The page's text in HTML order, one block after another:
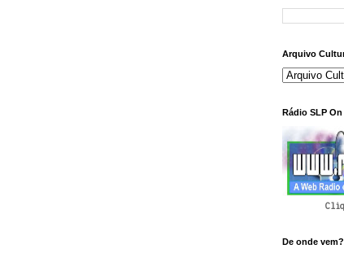
Arquivo
Rádio SLP
De onde vem?